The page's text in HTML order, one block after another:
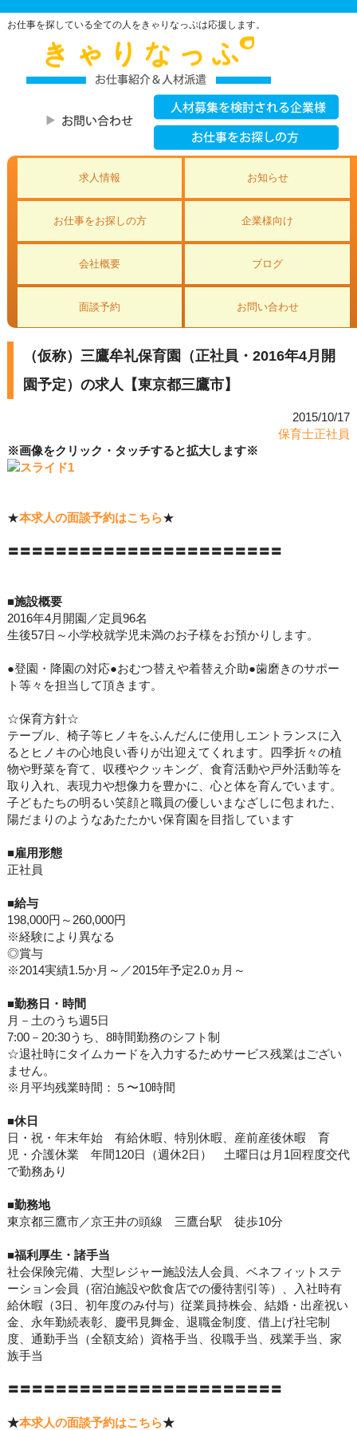
お仕事を探している全ての人をきゃりなっぷは応援します。
求人情報 お知らせ
お仕事をお探しの方 企業様向け
会社概要 ブログ
面談予約 お問い合わせ
（仮称）三鷹牟礼保育園（正社員・2016年4月開
園予定）の求人【東京都三鷹市】
2015/10/17
保育士正社員
※画像をクリック・タッチすると拡大します※
★本求人の面談予約はこちら★
〓〓〓〓〓〓〓〓〓〓〓〓〓〓〓〓〓〓〓〓〓〓〓
■施設概要
2016年4月開園／定員96名
生後57日～小学校就学児未満のお子様をお預かりします。
●登園・降園の対応●おむつ替えや着替え介助●歯磨きのサポー
ト等々を担当して頂きます。
☆保育方針☆
テーブル、椅子等ヒノキをふんだんに使用しエントランスに入
るとヒノキの心地良い香りが出迎えてくれます。四季折々の植
物や野菜を育て、収穫やクッキング、食育活動や戸外活動等を
取り入れ、表現力や想像力を豊かに、心と体を育んでいます。
子どもたちの明るい笑顔と職員の優しいまなざしに包まれた、
陽だまりのようなあたたかい保育園を目指しています
■雇用形態
正社員
■給与
198,000円～260,000円
※経験により異なる
◎賞与
※2014実績1.5か月～／2015年予定2.0ヵ月～
■勤務日・時間
月－土のうち週5日
7:00－20:30うち、8時間勤務のシフト制
☆退社時にタイムカードを入力するためサービス残業はござい
ません。
※月平均残業時間：５〜10時間
■休日
日・祝・年末年始 有給休暇、特別休暇、産前産後休暇 育
児・介護休業 年間120日（週休2日） 土曜日は月1回程度交代
で勤務あり
■勤務地
東京都三鷹市／京王井の頭線 三鷹台駅 徒歩10分
■福利 厚生・諸手当
社会保険完備、大型レジャー施設法人会員、ベネフィットステ
ーション会員（宿泊施設や飲食店での優待割引等）、入社時有
給休暇（3日、初年度のみ付与）従業員持株会、結婚・出産祝い
金、永年勤続表彰、慶弔見舞金、退職金制度、借上げ社宅制
度、通勤手当（全額支給）資格手当、役職手当、残業手当、家
族手当
〓〓〓〓〓〓〓〓〓〓〓〓〓〓〓〓〓〓〓〓〓〓〓
★本求人の面談予約はこちら★